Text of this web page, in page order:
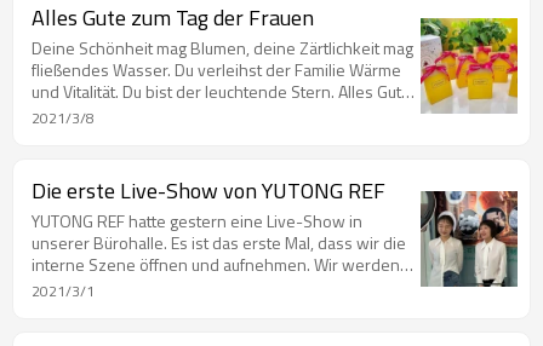
Alles Gute zum Tag der Frauen
Deine Schönheit mag Blumen, deine Zärtlichkeit mag
fließendes Wasser. Du verleihst der Familie Wärme
und Vitalität. Du bist der leuchtende Stern. Alles Gute
zum Frauentag!
2021/3/8
Die erste Live-Show von YUTONG REF
YUTONG REF hatte gestern eine Live-Show in
unserer Bürohalle. Es ist das erste Mal, dass wir die
interne Szene öffnen und aufnehmen. Wir werden
mehr über uns und unser Unternehmen zeigen.
2021/3/1